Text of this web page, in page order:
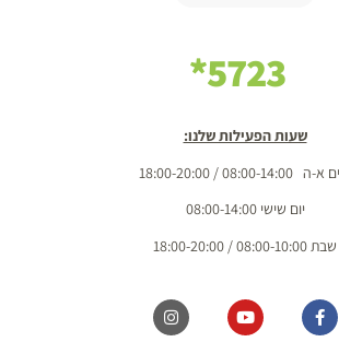
5723*
שעות הפעילות שלנו:
08:00-14:00 / 18:00-20:00
יום שישי 08:00-14:00
שבת 08:00-10:00 / 18:00-20:00